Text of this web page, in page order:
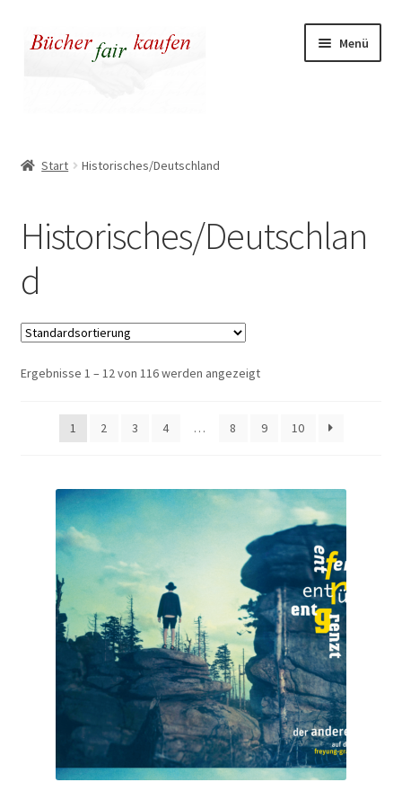
Zur
Navigation
Zum
Inhalt
Menü
Warenkorb
Warum fair kaufen
Start Historisches/Deutschland
Historisches/Deutschlan
d
Ergebnisse 1 – 12 von 116 werden angezeigt
1 2 3 4 … 8 9 10